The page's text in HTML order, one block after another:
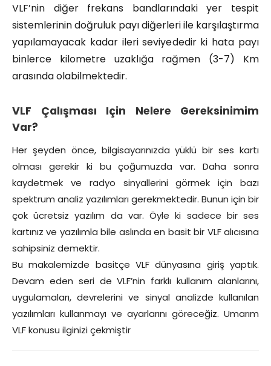
VLF’nin diğer frekans bandlarındaki yer tespit
sistemlerinin doğruluk payı diğerleri ile karşılaştırma
yapılamayacak kadar ileri seviyededir ki hata payı
binlerce kilometre uzaklığa rağmen (3-7) Km
arasında olabilmektedir.
VLF Çalışması Için Nelere Gereksinimim
Var?
Her şeyden önce, bilgisayarınızda yüklü bir ses kartı
olması gerekir ki bu çoğumuzda var. Daha sonra
kaydetmek ve radyo sinyallerini görmek için bazı
spektrum analiz yazılımları gerekmektedir. Bunun için bir
çok ücretsiz yazılım da var. Öyle ki sadece bir ses
kartınız ve yazılımla bile aslında en basit bir VLF alıcısına
sahipsiniz demektir.
Bu makalemizde basitçe VLF dünyasına giriş yaptık.
Devam eden seri de VLF’nin farklı kullanım alanlarını,
uygulamaları, devrelerini ve sinyal analizde kullanılan
yazılımları kullanmayı ve ayarlarını göreceğiz. Umarım
VLF konusu ilginizi çekmiştir